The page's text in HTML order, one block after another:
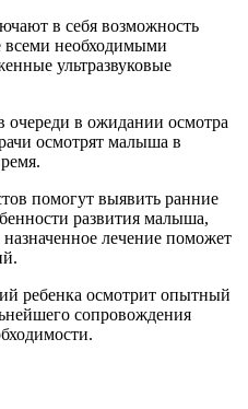
в себя возможность
всеми необходимыми
ультразвуковые
очереди в ожидании осмотра
осмотрят малыша в
помогут выявить ранние
развития малыша,
лечение поможет
ребенка осмотрит опытный
сопровождения